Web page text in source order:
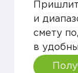
и
смету
в